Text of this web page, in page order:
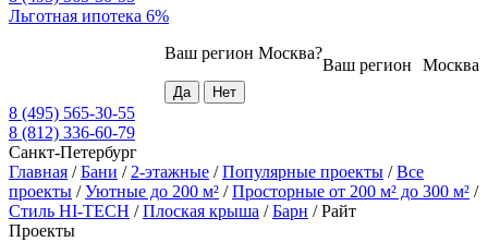
Льготная ипотека 6%
Москва
Ваш регион
Ваш регион Москва?
8 (495) 565-30-55
8 (812) 336-60-79
Санкт-Петербург
Главная /Бани / 2-этажные /Популярные проекты /Все
проекты /Уютные до 200 м² /Просторные от 200 м² до 300 м² /
Стиль HI-TECH /Плоская крыша /Барн /Райт
Проекты